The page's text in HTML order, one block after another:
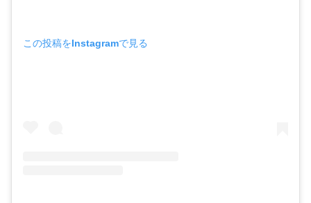
この投稿をInstagramで見る